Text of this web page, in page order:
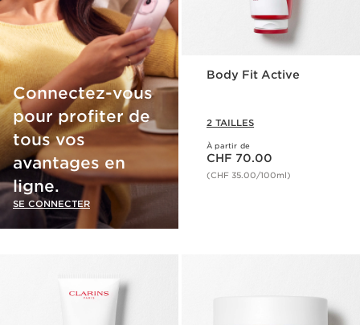
Connectez-vous
pour profiter de
tous vos
avantages en
ligne.
SE CONNECTER
Body Fit Active
2 TAILLES
À partir de
Nouveau prix CHF 70.00
CHF 70.00
(CHF 35.00/100ml)